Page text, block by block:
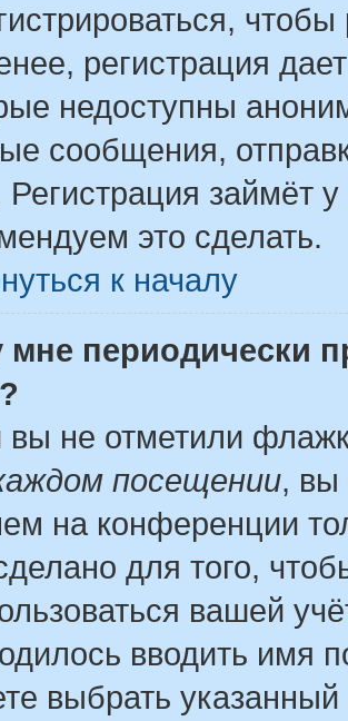
регистрация
недоступны
сообщения,
Регистрация займёт
это сделать.
к началу
мне периодически
вы не отметили
посещении, вы
на конференции
для того,
вашей
вводить имя
выбрать